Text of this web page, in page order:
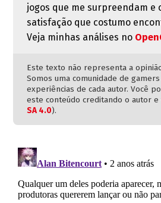
jogos que me surpreendam e
satisfação que costumo
Veja minhas análises no
Este texto não representa a
Somos uma comunidade de
experiências de cada autor. Você
este conteúdo creditando o autor
SA 4.0).